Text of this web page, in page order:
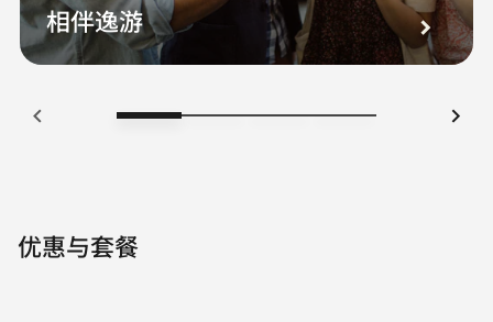
相伴逸游
优惠与套餐